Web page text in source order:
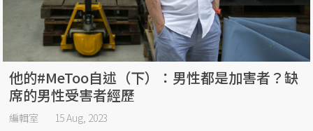
他的#MeToo自述（下）：男性都是加害者？缺
席的男性受害者經歷
編輯室 15 Aug, 2023